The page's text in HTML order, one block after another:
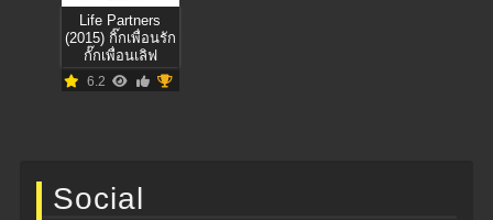
Life Partners
(2015) กิ๊กเพื่อนรัก
กั๊กเพื่อนเลิฟ
6.2
Social